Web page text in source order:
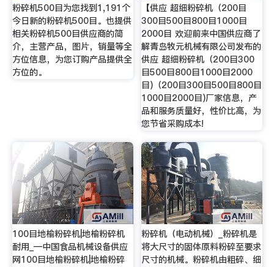
粉碎机500目为您找到1,191个
今日新的粉碎机500目。也提供
相关粉碎机500目供应商的简
介，主营产品，图片，销量等全
方位信息，为您订购产品提供全
方位的。
【供应 超细粉碎机（200目
300目500目800目1000目
2000目 欢迎前来中国供应商了
解青岛牧元机械有限公司发布的
供应 超细粉碎机（200目300
目500目800目1000目2000
目)（200目300目500目800目
1000目2000目)厂家信息，产
品和服务质量好，性价比高，为
您节省采购成本!
100目地榆粉碎机|地榆粉碎机
耐用_—中国食品机械设备供应
网100目地榆粉碎机|地榆粉碎
粉碎机（电动机械）_粉碎机是
将大尺寸的固体原料粉碎至要求
尺寸的机械。粉碎机由粗碎、细